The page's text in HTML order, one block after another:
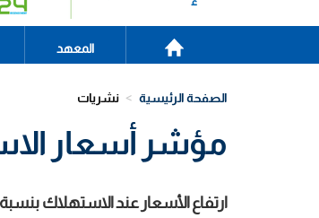
Main
navigation
الرئيسية
المعهد
الصفحة الرئيسية نشريات
مؤشر أسعار
ارتفاع الأسعار عند الاستهلاك بنسبة 0,7% خلال شهر جانفي 2020 مقارنة بالشهر السابق